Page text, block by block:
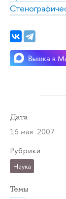
Дата
16 мая 2007
Рубрики
Наука
Темы